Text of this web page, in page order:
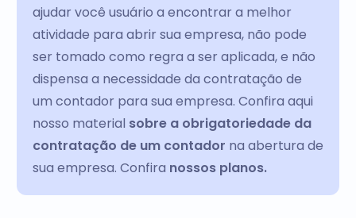
ajudar você usuário a encontrar a melhor
atividade para abrir sua empresa, não pode
ser tomado como regra a ser aplicada, e não
dispensa a necessidade da contratação de
um contador para sua empresa. Confira aqui
nosso material sobre a obrigatoriedade da
contratação de um contador na abertura de
sua empresa. Confira nossos planos.